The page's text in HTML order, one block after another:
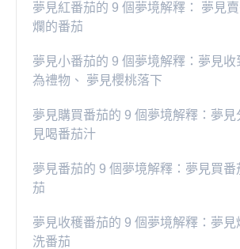
夢見紅番茄的 9 個夢境解釋： 夢見
爛的番茄
夢見小番茄的 9 個夢境解釋：夢見
為禮物、 夢見櫻桃落下
夢見購買番茄的 9 個夢境解釋：夢見
見喝番茄汁
夢見番茄的 9 個夢境解釋：夢見買番
茄
夢見收穫番茄的 9 個夢境解釋：夢見
洗番茄